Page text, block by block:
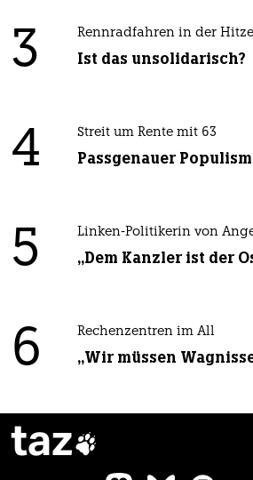
3 Rennradfahren in der Hitze
Ist das unsolidarisch?
4 Streit um Rente mit 63
Passgenauer
5 Linken-Politikerin von
„Dem Kanzler ist der
6 Rechenzentren im All
„Wir müssen
taz